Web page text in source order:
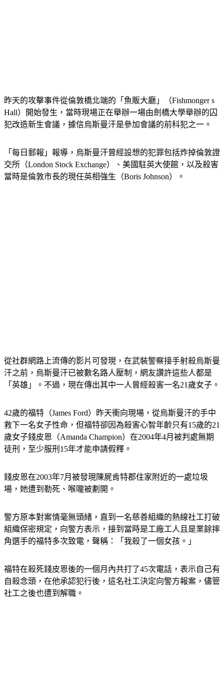
昨天的攻擊事件從倫敦橋北端的「魚販大廳」（Fishmonger s
Hall）開始發生，當時現場正在舉辦一場由劍橋大學舉辦的囚
犯改造新生會議，據信烏斯曼汗是參加會議的前科犯之一。
「每日郵報」報導，烏斯曼汗曾經設想的犯罪包括炸掉倫敦證
交所（London Stock Exchange）、美國駐英大使館，以及殺害
當時是倫敦市長的現任英相強生（Boris Johnson）。
從社群網路上流傳的影片可發現，在武裝警察接手射殺烏斯曼
汗之前，烏斯曼汗已被數名路人壓制，網友讚許這些人都是
「英雄」。不過，現在傳出其中一人曾經殺害一名21歲女子。
42歲的福特（James Ford）昨天衝向現場，從烏斯曼汗的手中
救下一名女子性命，但福特卻因為殺害心智年齡只有15歲的21
歲女子錢皮恩（Amanda Champion）在2004年4月被判處無期
徒刑，至少服刑15年才能申請假釋。
錢皮恩在2003年7月被發現陳屍肯特郡住家附近的一處垃圾
場，她遭到勒死、喉嚨被劃開。
警方原本對案情毫無頭緒，直到一名慈善組織的熱線社工打破
組織保密規定，向警方表示，接到當時是工廠工人且是業餘摔
角選手的福特多次致電，聲稱：「我殺了一個女孩。」
福特在殺死錢皮恩後的一個月內共打了45次電話，表示自己有
自殺念頭，在他承認犯行後，這名社工決定向警方報案，儘管
社工之後也遭到解職。